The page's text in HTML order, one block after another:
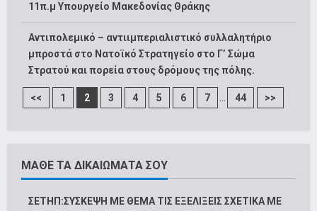
11π.μ Υπουργείο Μακεδονίας Θράκης
Αντιπολεμικό – αντιιμπεριαλιστικό συλλαλητήριο
μπροστά στο Νατοϊκό Στρατηγείο στο Γ’ Σώμα
Στρατού και πορεία στους δρόμους της πόλης.
<< 1 2 3 4 5 6 7 ... 44 >>
ΜΑΘΕ ΤΑ ΔΙΚΑΙΩΜΑΤΑ ΣΟΥ
ΣΕΤΗΠ:ΣΥΣΚΕΨΗ ΜΕ ΘΕΜΑ ΤΙΣ ΕΞΕΛΙΞΕΙΣ ΣΧΕΤΙΚΑ ΜΕ